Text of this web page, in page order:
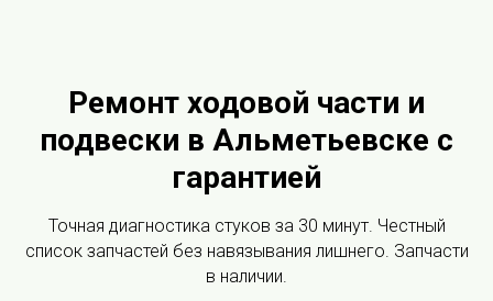
Ремонт ходовой части и
подвески в Альметьевске с
гарантией
Точная диагностика стуков за 30 минут. Честный
список запчастей без навязывания лишнего. Запчасти
в наличии.